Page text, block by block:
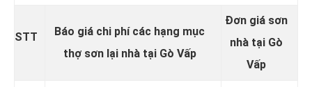
STT
Báo giá chi phí các hạng mục
thợ sơn lại nhà tại Gò Vấp
Đơn giá sơn
nhà tại Gò
Vấp